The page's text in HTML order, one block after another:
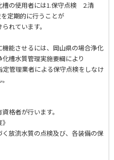
槽の使用者には1.保守点検 2.清
定期的に行うことが
れています。
能させるには、岡山県の場合浄化
槽水質管理実施要綱により
定管理業者による保守点検をしなけ
格者が行います。
放流水質の点検及び、各装備の保